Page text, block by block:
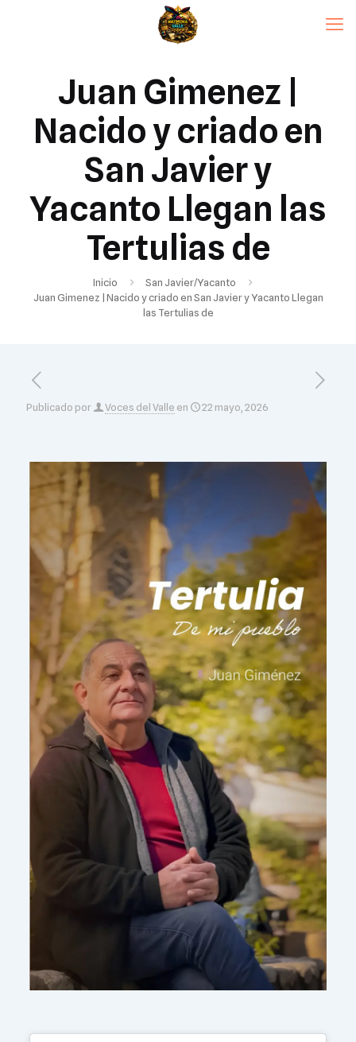
Juan Gimenez |
Nacido y criado en
San Javier y
Yacanto Llegan las
Tertulias de
Inicio
San Javier/Yacanto
Juan Gimenez | Nacido y criado en San Javier y Yacanto Llegan
las Tertulias de
Publicado por Voces del Valle en 22 mayo, 2026